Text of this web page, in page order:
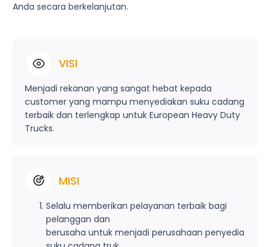
Anda secara berkelanjutan.
VISI
Menjadi rekanan yang sangat hebat kepada
customer yang mampu menyediakan suku cadang
terbaik dan terlengkap untuk European Heavy Duty
Trucks.
MISI
Selalu memberikan pelayanan terbaik bagi
pelanggan dan
berusaha untuk menjadi perusahaan penyedia